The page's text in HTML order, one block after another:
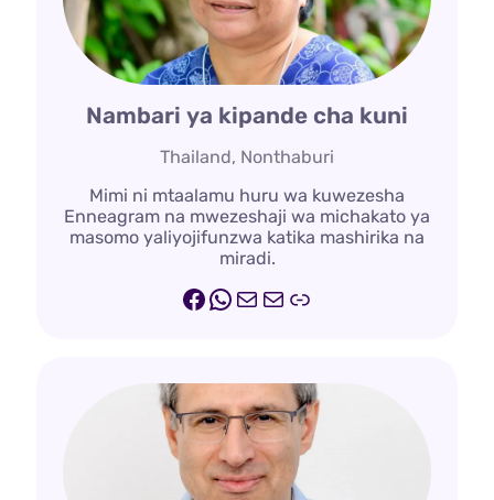
Nambari ya kipande cha kuni
Thailand, Nonthaburi
Mimi ni mtaalamu huru wa kuwezesha
Enneagram na mwezeshaji wa michakato ya
masomo yaliyojifunzwa katika mashirika na
miradi.
Facebook
WhatsApp
Barua
BaruaMstari.me